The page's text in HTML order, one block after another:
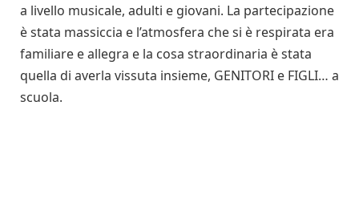
a livello musicale, adulti e giovani. La partecipazione
è stata massiccia e l’atmosfera che si è respirata era
familiare e allegra e la cosa straordinaria è stata
quella di averla vissuta insieme, GENITORI e FIGLI… a
scuola.